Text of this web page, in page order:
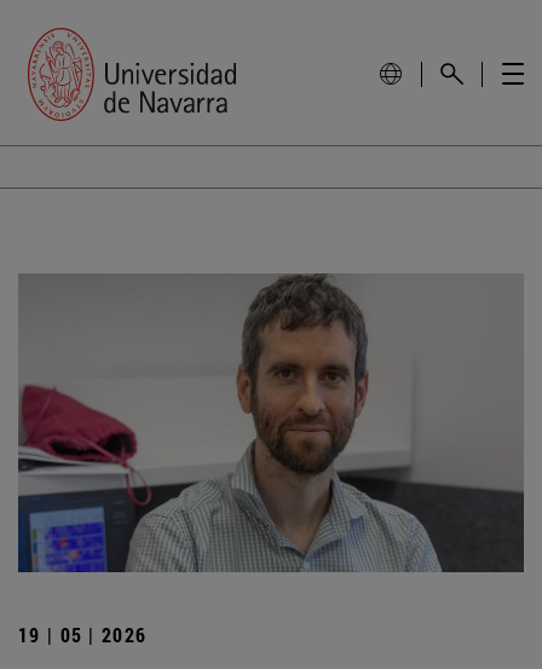
19 | 05 | 2026